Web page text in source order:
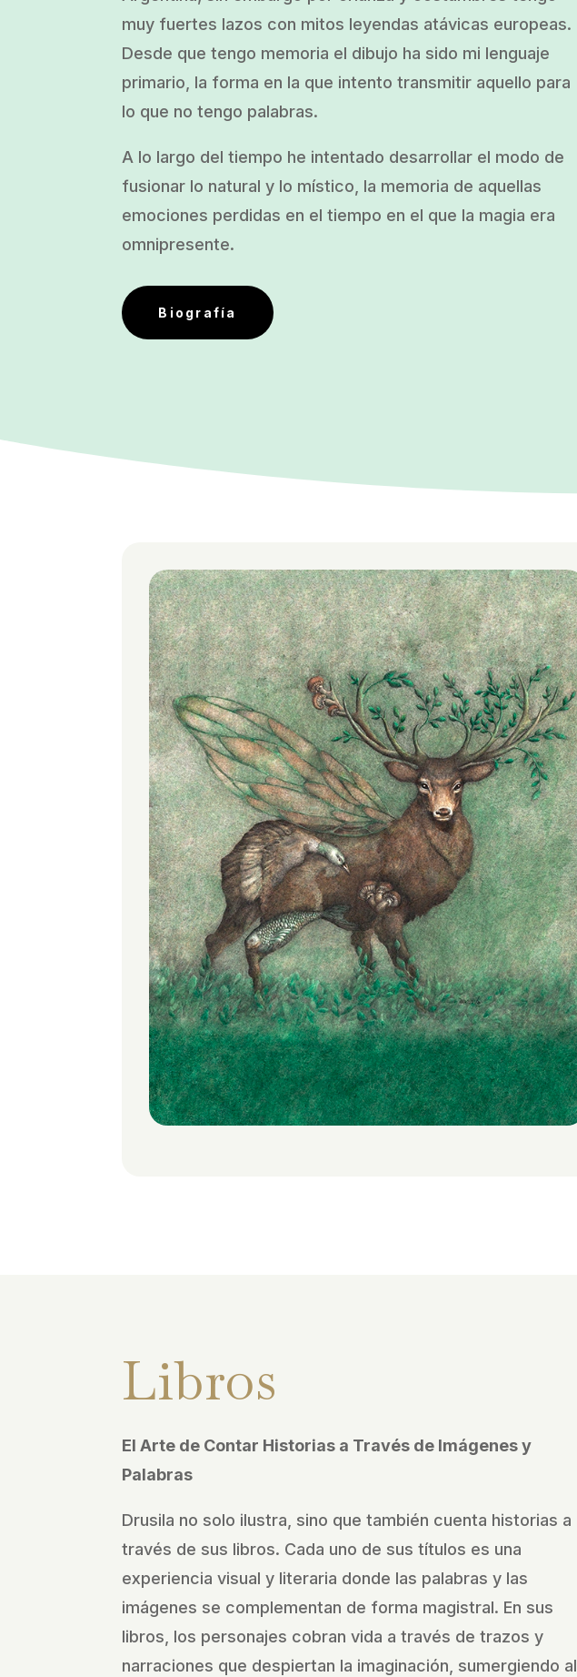
muy fuertes lazos con mitos leyendas atávicas europeas.
Desde que tengo memoria el dibujo ha sido mi lenguaje
primario, la forma en la que intento transmitir aquello para
lo que no tengo palabras.
A lo largo del tiempo he intentado desarrollar el modo de
fusionar lo natural y lo místico, la memoria de aquellas
emociones perdidas en el tiempo en el que la magia era
omnipresente.
Biografía
Libros
El Arte de Contar Historias a Través de Imágenes y
Palabras
Drusila no solo ilustra, sino que también cuenta historias a
través de sus libros. Cada uno de sus títulos es una
experiencia visual y literaria donde las palabras y las
imágenes se complementan de forma magistral. En sus
libros, los personajes cobran vida a través de trazos y
narraciones que despiertan la imaginación, sumergiendo al